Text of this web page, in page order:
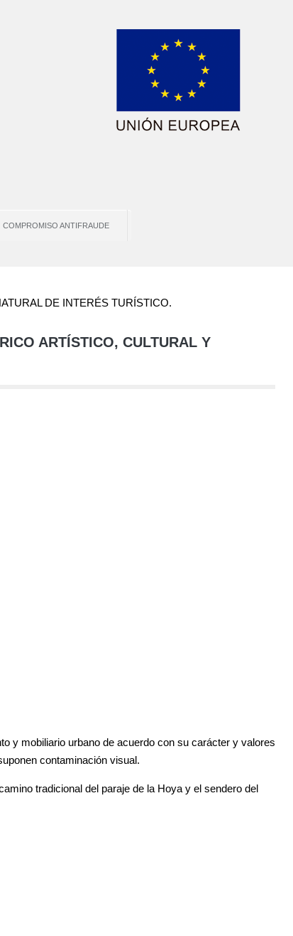
COMPROMISO ANTIFRAUDE
DE INTERÉS TURÍSTICO.
ARTÍSTICO, CULTURAL Y
y mobiliario urbano de acuerdo con su carácter y valores
contaminación visual.
tradicional del paraje de la Hoya y el sendero del